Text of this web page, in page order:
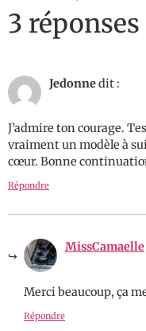
3 réponses
Jedonnedit :
J’admire ton courage.
vraiment un modèle à
cœur. Bonne
Répondre
MissCamaelle
Merci beaucoup, ça
Répondre